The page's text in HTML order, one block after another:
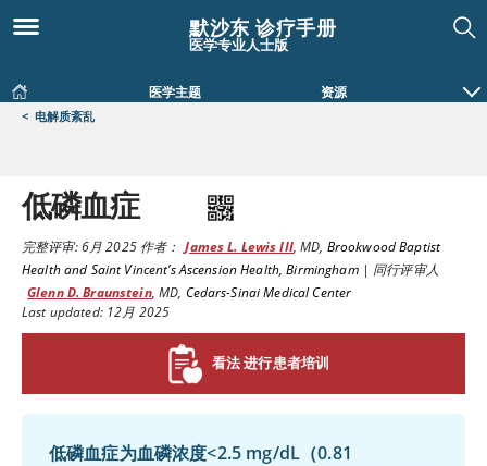
默沙东 诊疗手册
医学专业人士版
医学主题 资源
< 电解质紊乱
低磷血症
完整评审:6月 2025作者： James L. Lewis III,MD, Brookwood Baptist
Health and Saint Vincent’s Ascension Health, Birmingham| 同行评审人
Glenn D. Braunstein, MD, Cedars-Sinai Medical Center
Last updated: 12月 2025
看法 进行患者培训
低磷血症为血磷浓度<2.5 mg/dL（0.81